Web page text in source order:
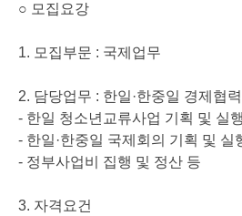
○ 모집요강
1. 모집부문 : 국제업무
2. 담당업무 : 한일 ·한중일 경제협
- 한일 청소년교류사업 기획 및 실행
- 한일 ·한중일 국제회의 기획 및 실
- 정부사업비 집행 및 정산 등
3. 자격요건